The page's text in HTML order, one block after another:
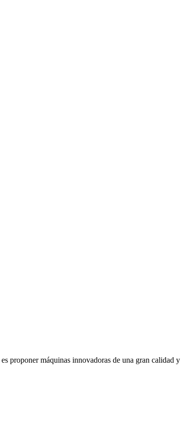
proponer máquinas innovadoras de una gran calidad y